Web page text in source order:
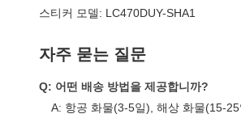
스티커 모델: LC470DUY-SHA1
자주 묻는 질문
Q: 어떤 배송 방법을 제공합니까?
A: 항공 화물(3-5일), 해상 화물(15-